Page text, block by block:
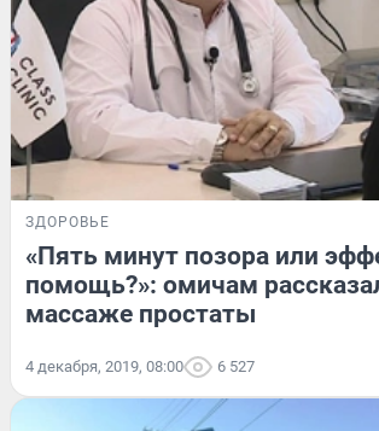
ЗДОРОВЬЕ
«Пять минут позора или
помощь?»: омичам
массаже простаты
4 декабря, 2019, 08:00 6 527